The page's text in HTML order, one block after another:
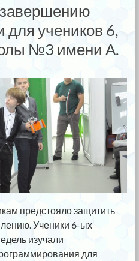
для учеников 6,
№3 имени А.
предстояло защитить
Ученики 6-ых
изучали
для